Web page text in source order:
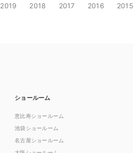
2019 2018 2017 2016 2015
ショールーム
恵比寿ショールーム
池袋ショールーム
名古屋ショールーム